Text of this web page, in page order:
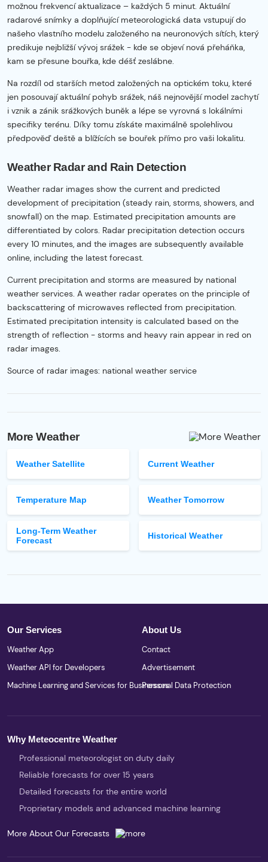
možnou frekvencí aktualizace – každých 5 minut. Aktuální
radarové snímky a doplňující meteorologická data vstupují do
našeho vlastního modelu založeného na neuronových sítích, který
predikuje nejbližší vývoj srážek - kde se objeví nová přeháňka,
kam se přesune bouřka, kde déšť zeslábne.
Na rozdíl od starších metod založených na optickém toku, které
jen posouvají aktuální pohyb srážek, náš nejnovější model zachytí
i vznik a zánik srážkových buněk a lépe se vyrovná s lokálními
specifiky terénu. Díky tomu získáte maximálně spolehlivou
předpověď deště a blížících se bouřek přímo pro vaši lokalitu.
Weather Radar and Rain Detection
Weather radar images show the current and predicted
development of precipitation (steady rain, storms, showers, and
snowfall) on the map. Estimated precipitation amounts are
differentiated by colors. Radar precipitation detection occurs
every 10 minutes, and the images are subsequently available
online, including the latest forecast.
Current precipitation and storms are measured by national
weather services. A weather radar operates on the principle of
backscattering of microwaves reflected from precipitation.
Estimated precipitation intensity is calculated based on the
strength of reflection - storms and heavy rain appear in red on
radar images.
Source of radar images: national weather service
More Weather
Weather Satellite
Temperature Map
Long-Term Weather
Forecast
Current Weather
Weather Tomorrow
Historical Weather
Our Services
Weather App
Weather API for Developers
Machine Learning and Services for Businesses
About Us
Contact
Advertisement
Personal Data Protection
Why Meteocentre Weather
Professional meteorologist on duty daily
Reliable forecasts for over 15 years
Detailed forecasts for the entire world
Proprietary models and advanced machine learning
More About Our Forecasts